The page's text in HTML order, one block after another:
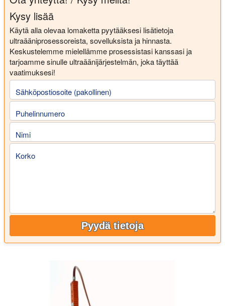
Kysy lisää
Käytä alla olevaa lomaketta pyytääksesi lisätietoja
ultraääniprosessoreista, sovelluksista ja hinnasta.
Keskustelemme mielellämme prosessistasi kanssasi ja
tarjoamme sinulle ultraäänijärjestelmän, joka täyttää
vaatimuksesi!
Sähköpostiosoite (pakollinen)
Puhelinnumero
Nimi
Korko
Pyydä tietoja